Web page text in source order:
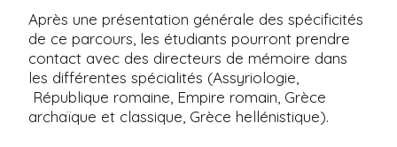
Après une présentation générale des spécificités
de ce parcours, les étudiants pourront prendre
contact avec des directeurs de mémoire dans
les différentes spécialités (Assyriologie,
République romaine, Empire romain, Grèce
archaïque et classique, Grèce hellénistique).